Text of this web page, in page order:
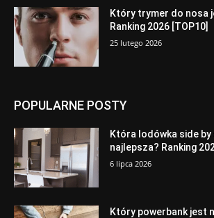
Który trymer do nosa
Ranking 2026 [TOP10]
25 lutego 2026
POPULARNE POSTY
Która lodówka side by
najlepsza? Ranking
6 lipca 2026
Który powerbank jest